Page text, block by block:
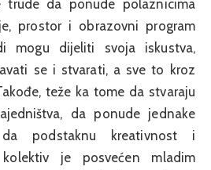
trude da ponude polaznicima
prostor i obrazovni program
mogu dijeliti svoja iskustva,
se i stvarati, a sve to kroz
teže ka tome da stvaraju
da ponude jednake
podstaknu kreativnost i
je posvećen mladim